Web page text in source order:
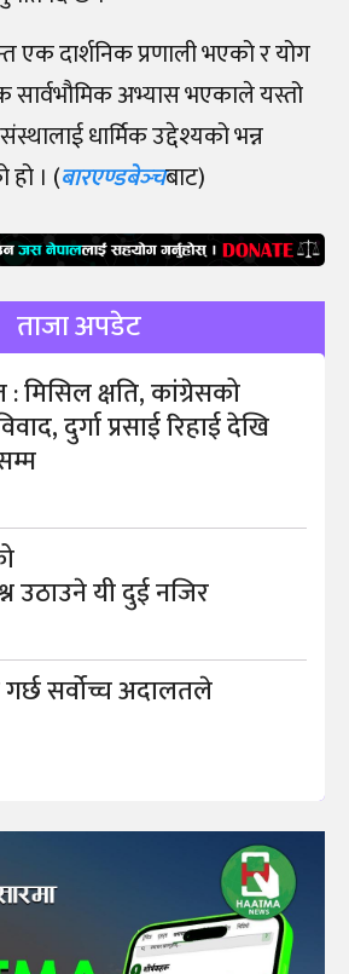
एक दार्शनिक प्रणाली भएको र योग
अभ्यास भएकाले यस्तो
धार्मिक उद्देश्यको भन्न
। (बारएण्डबेञ्‍चबाट)
ताजा अपडेट
मिसिल क्षति, कांग्रेसको
दुर्गा प्रसाई रिहाई देखि
उठाउने यी दुई नजिर
सर्वोच्च अदालतले